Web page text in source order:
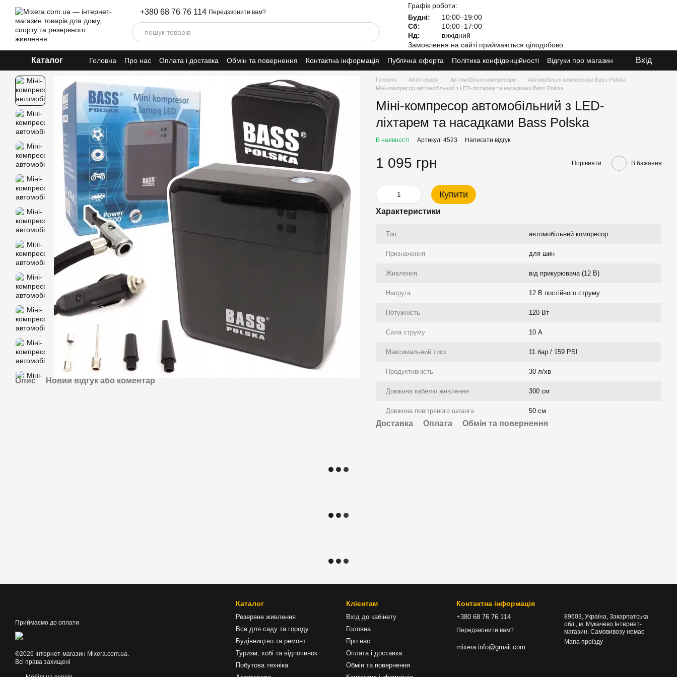
Перейти до основного контенту +380 68 76 76 114 Передзвонити вам?
Графік роботи:
Будні:
10:00–19:00
Сб:
10:00–17:00
Нд:
вихідний
Замовлення на сайті приймаються цілодобово.
Каталог Головна Про нас Оплата і доставка Обмін та повернення Контактна інформація Публічна оферта Політика конфіденційності Відгуки про магазин Вхід
Опис Новий відгук або коментар
Головна Автотовари Автомобільні компресори
Автомобільні компресори Bass Polska
Міні-компресор автомобільний з LED-ліхтарем та насадками Bass Polska
Міні-компресор автомобільний з LED-
ліхтарем та насадками Bass Polska
В наявності Артикул: 4523 Написати відгук
1 095 грн Порівняти В бажання
Купити
Характеристики
Тип автомобільний компресор
Призначення для шин
Живлення від прикурювача (12 В)
Напруга 12 В постійного струму
Потужність 120 Вт
Сила струму 10 А
Максимальний тиск 11 бар / 159 PSI
Продуктивність 30 л/хв
Довжина кабелю живлення 300 см
Довжина повітряного шланга 50 см
Доставка Оплата Обмін та повернення
Приймаємо до оплати
©2026 Інтернет-магазин Mixera.com.ua.
Всі права захищені
Каталог
Резервне живлення
Все для саду та городу
Будівництво та ремонт
Туризм, хобі та відпочинок
Побутова техніка
Клієнтам
Вхід до кабінету
Головна
Про нас
Оплата і доставка
Обмін та повернення
Контактна інформація
+380 68 76 76 114
Передзвонити вам?
mixera.info@gmail.com
89603, Україна, Закарпатська
обл., м. Мукачево Інтернет-
магазин. Самовивозу немає
Мапа проїзду